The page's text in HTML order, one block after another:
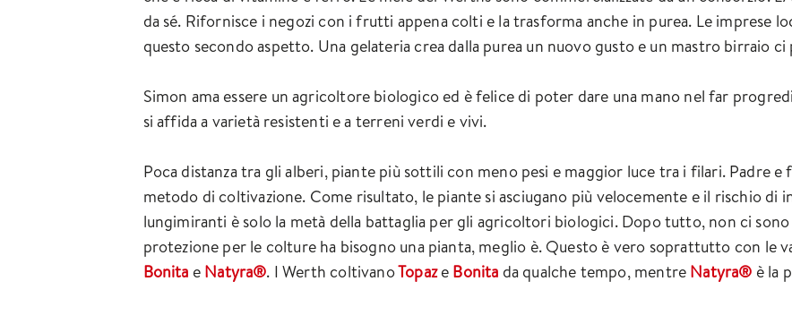
da sé. Rifornisce i negozi con i frutti appena colti e la trasforma anche in purea. Le imprese
questo secondo aspetto. Una gelateria crea dalla purea un nuovo gusto e un mastro birraio
Simon ama essere un agricoltore biologico ed è felice di poter dare una mano nel far
si affida a varietà resistenti e a terreni verdi e vivi.
Poca distanza tra gli alberi, piante più sottili con meno pesi e maggior luce tra i filari. Padre e
metodo di coltivazione. Come risultato, le piante si asciugano più velocemente e il rischio di
lungimiranti è solo la metà della battaglia per gli agricoltori biologici. Dopo tutto, non ci
protezione per le colture ha bisogno una pianta, meglio è. Questo è vero soprattutto con le
Bonita e Natyra®. I Werth coltivanoTopaze Bonita da qualche tempo, mentre Natyra® è la